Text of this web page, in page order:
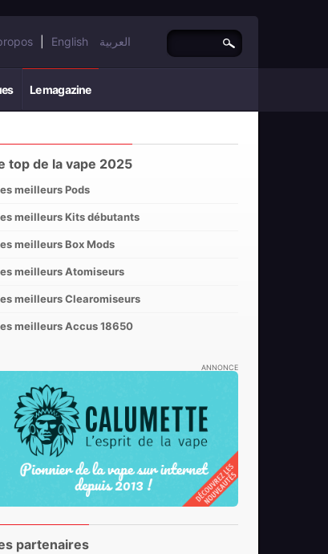
English العربية
Le magazine
top de la vape 2025
meilleurs Pods
meilleurs Kits débutants
meilleurs Box Mods
meilleurs Atomiseurs
meilleurs Clearomiseurs
meilleurs Accus 18650
ANNONCE
partenaires